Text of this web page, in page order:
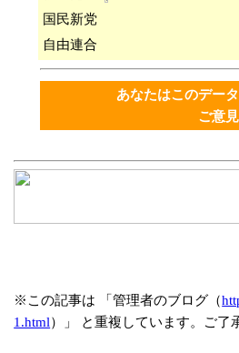
国民新党
自由連合
あなたはこのデー
ご意
※この記事は 「管理者のブログ（
1.html）」 と重複しています。ご了